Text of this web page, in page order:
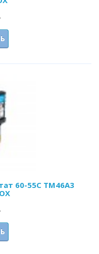
60-55С ТМ46А3